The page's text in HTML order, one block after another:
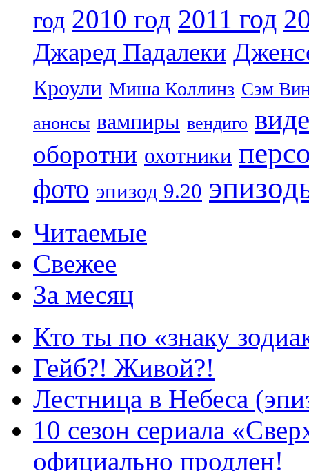
год 2010 год 2011 год
Джаред Падалеки
Кроули Миша Коллинз Сэм
анонсы вампиры вендиго
оборотни охотники
фото эпизод 9.20
Читаемые
Свежее
За месяц
Кто ты по «знаку
Гейб?! Живой?!
Лестница в Небеса
10 сезон сериала
официально продлен!